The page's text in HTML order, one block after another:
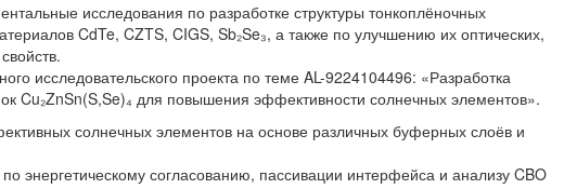
исследования по разработке структуры тонкоплёночных
CdTe, CZTS, CIGS, Sb₂Se₃, а также по улучшению их оптических,
исследовательского проекта по теме AL-9224104496: «Разработка
Cu₂ZnSn(S,Se)₄ для повышения эффективности солнечных элементов».
солнечных элементов на основе различных буферных слоёв и
энергетическому согласованию, пассивации интерфейса и анализу CBO